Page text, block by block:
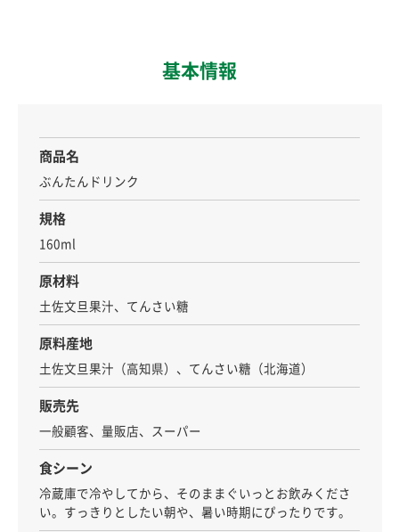
基本情報
商品名
ぶんたんドリンク
規格
160ml
原材料
土佐文旦果汁、てんさい糖
原料産地
土佐文旦果汁（高知県）、てんさい糖（北海道）
販売先
一般顧客、量販店、スーパー
食シーン
冷蔵庫で冷やしてから、そのままぐいっとお飲みくださ
い。すっきりとしたい朝や、暑い時期にぴったりです。